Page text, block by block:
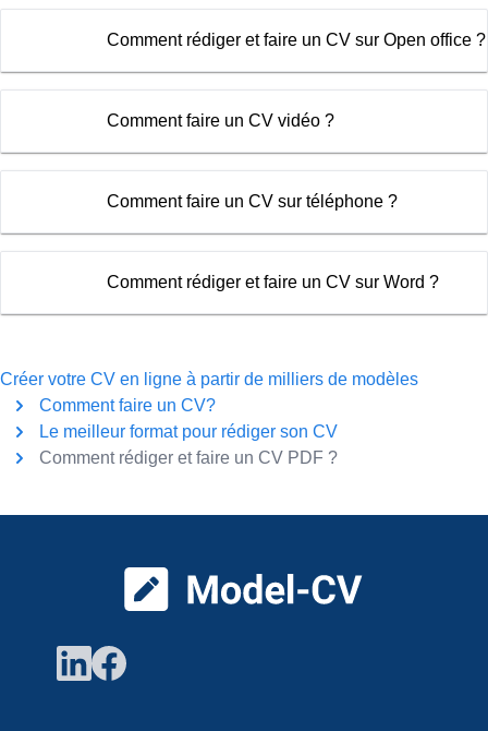
Comment rédiger et faire un CV sur Open office ?
Comment faire un CV vidéo ?
Comment faire un CV sur téléphone ?
Comment rédiger et faire un CV sur Word ?
Créer votre CV en ligne à partir de milliers de modèles
Comment faire un CV?
Le meilleur format pour rédiger son CV
Comment rédiger et faire un CV PDF ?